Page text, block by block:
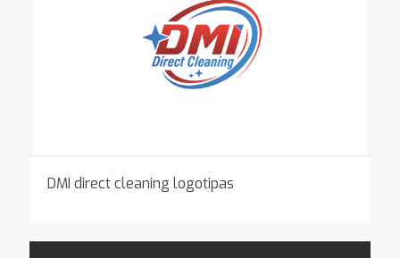
DMI direct cleaning logotipas